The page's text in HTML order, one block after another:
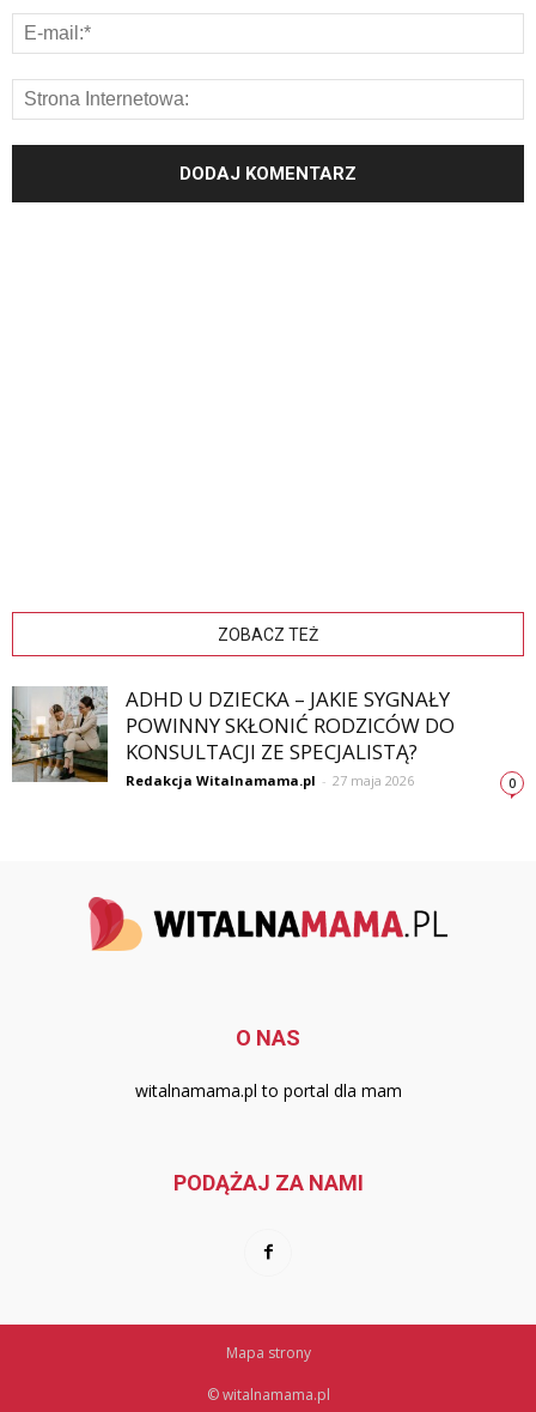
ZOBACZ TEŻ
ADHD U DZIECKA – JAKIE SYGNAŁY
POWINNY SKŁONIĆ RODZICÓW DO
KONSULTACJI ZE SPECJALISTĄ?
Redakcja Witalnamama.pl - 27 maja 2026 0
O NAS
witalnamama.pl to portal dla mam
PODĄŻAJ ZA NAMI
Mapa strony
© witalnamama.pl